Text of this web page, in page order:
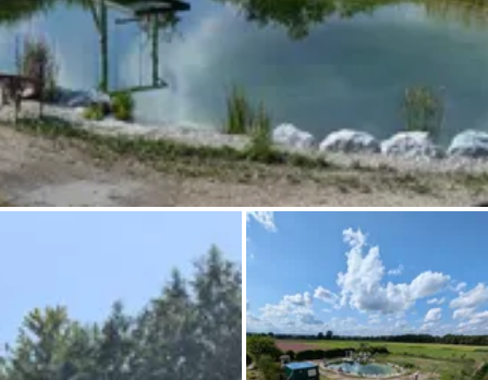
Frag Howdy
Fotoinspiration
Tipps & Inspiration
Stories
Über uns
Shop